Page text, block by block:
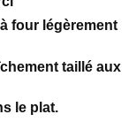
four légèrement
taillé aux
le plat.